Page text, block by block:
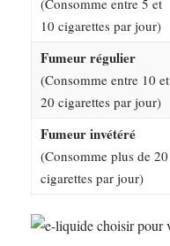
10 cigarettes par jour)
Fumeur régulier
(Consomme entre 10 et
20 cigarettes par jour)
Fumeur invétéré
(Consomme plus de 20
cigarettes par jour)